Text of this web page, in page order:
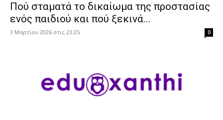
Πού σταματά το δικαίωμα της προστασίας
ενός παιδιού και πού ξεκινά...
3 Μαρτίου 2026 στις 23:25 0